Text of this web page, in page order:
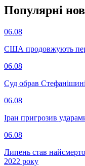
Популярнi
06.08
США продовжують
06.08
Суд обрав
06.08
Іран пригрозив
06.08
Липень став
2022 року